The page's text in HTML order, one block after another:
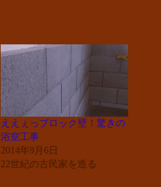
ええぇっブロック壁！驚きの
浴室工事
2014年9月6日
22世紀の古民家を造る